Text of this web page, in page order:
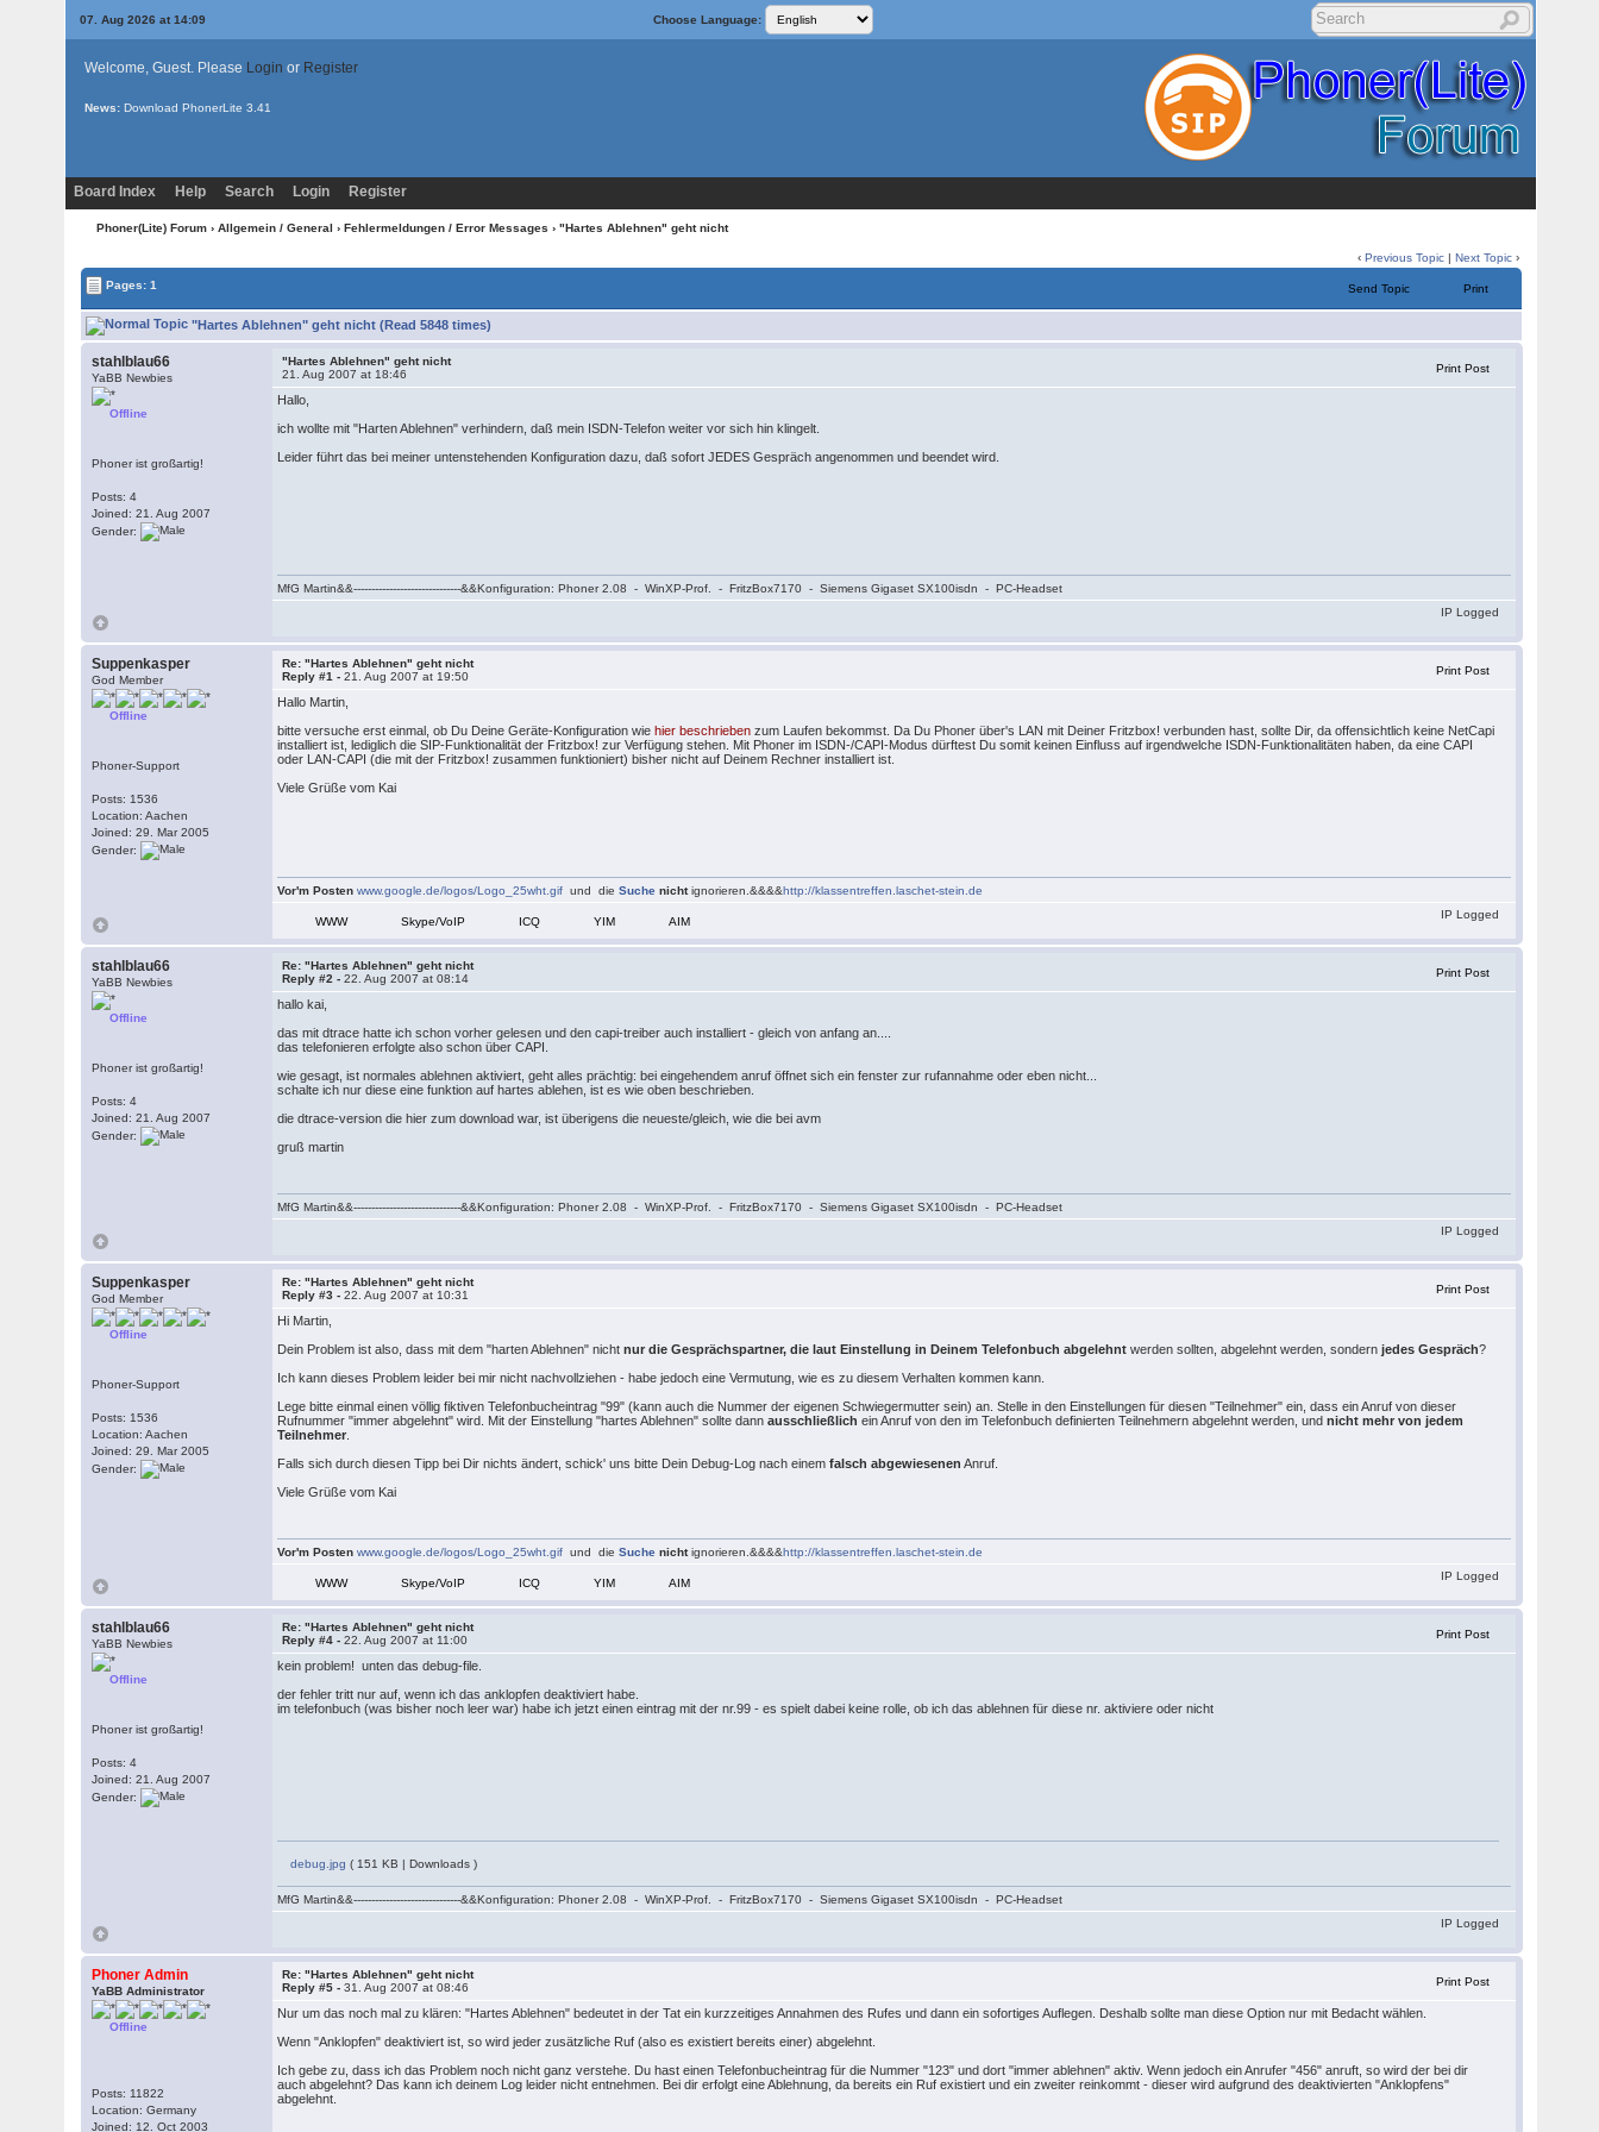
07. Aug 2026 at 14:09 Choose Language:
Welcome, Guest. Please Login or Register
News: Download PhonerLite 3.41
Board Index Help Search Login Register
Phoner(Lite) Forum › Allgemein / General › Fehlermeldungen / Error Messages › "Hartes Ablehnen" geht nicht
‹Previous Topic |Next Topic ›
Pages: 1 Send Topic Print
"Hartes Ablehnen" geht nicht (Read 5848 times)
stahlblau66
YaBB Newbies
Offline
Phoner ist großartig!
Posts: 4
Joined: 21. Aug 2007
Gender:
"Hartes Ablehnen" geht nicht
21. Aug 2007 at 18:46
Print Post
Hallo,
ich wollte mit "Harten Ablehnen" verhindern, daß mein ISDN-Telefon weiter vor sich hin klingelt.
Leider führt das bei meiner untenstehenden Konfiguration dazu, daß sofort JEDES Gespräch angenommen und beendet wird.
MfG Martin&&------------------------------&&Konfiguration: Phoner 2.08 - WinXP-Prof. - FritzBox7170 - Siemens Gigaset SX100isdn - PC-Headset
IP Logged
Suppenkasper
God Member
Offline
Phoner-Support
Posts: 1536
Location: Aachen
Joined: 29. Mar 2005
Gender:
Re: "Hartes Ablehnen" geht nicht
Reply #1 -21. Aug 2007 at 19:50 Print Post
Hallo Martin,
bitte versuche erst einmal, ob Du Deine Geräte-Konfiguration wiehier beschrieben zum Laufen bekommst. Da Du Phoner über's LAN mit Deiner Fritzbox! verbunden hast, sollte Dir, da offensichtlich keine NetCapi
installiert ist, lediglich die SIP-Funktionalität der Fritzbox! zur Verfügung stehen. Mit Phoner im ISDN-/CAPI-Modus dürftest Du somit keinen Einfluss auf irgendwelche ISDN-Funktionalitäten haben, da eine CAPI
oder LAN-CAPI (die mit der Fritzbox! zusammen funktioniert) bisher nicht auf Deinem Rechner installiert ist.
Viele Grüße vom Kai
Vor'm Posten www.google.de/logos/Logo_25wht.gif und dieSuche nichtignorieren.&&&&http://klassentreffen.laschet-stein.de
WWW Skype/VoIP ICQ YIM AIM
IP Logged
stahlblau66
YaBB Newbies
Offline
Phoner ist großartig!
Posts: 4
Joined: 21. Aug 2007
Gender:
Re: "Hartes Ablehnen" geht nicht
Reply #2 -22. Aug 2007 at 08:14 Print Post
hallo kai,
das mit dtrace hatte ich schon vorher gelesen und den capi-treiber auch installiert - gleich von anfang an....
das telefonieren erfolgte also schon über CAPI.
wie gesagt, ist normales ablehnen aktiviert, geht alles prächtig: bei eingehendem anruf öffnet sich ein fenster zur rufannahme oder eben nicht...
schalte ich nur diese eine funktion auf hartes ablehen, ist es wie oben beschrieben.
die dtrace-version die hier zum download war, ist überigens die neueste/gleich, wie die bei avm
gruß martin
MfG Martin&&------------------------------&&Konfiguration: Phoner 2.08 - WinXP-Prof. - FritzBox7170 - Siemens Gigaset SX100isdn - PC-Headset
IP Logged
Suppenkasper
God Member
Offline
Phoner-Support
Posts: 1536
Location: Aachen
Joined: 29. Mar 2005
Gender:
Re: "Hartes Ablehnen" geht nicht
Reply #3 -22. Aug 2007 at 10:31 Print Post
Hi Martin,
Dein Problem ist also, dass mit dem "harten Ablehnen" nichtnur die Gesprächspartner, die laut Einstellung in Deinem Telefonbuch abgelehnt werden sollten, abgelehnt werden, sondernjedes Gespräch?
Ich kann dieses Problem leider bei mir nicht nachvollziehen - habe jedoch eine Vermutung, wie es zu diesem Verhalten kommen kann.
Lege bitte einmal einen völlig fiktiven Telefonbucheintrag "99" (kann auch die Nummer der eigenen Schwiegermutter sein) an. Stelle in den Einstellungen für diesen "Teilnehmer" ein, dass ein Anruf von dieser
Rufnummer "immer abgelehnt" wird. Mit der Einstellung "hartes Ablehnen" sollte dannausschließlich ein Anruf von den im Telefonbuch definierten Teilnehmern abgelehnt werden, undnicht mehr von jedem
Teilnehmer
Falls sich durch diesen Tipp bei Dir nichts ändert, schick' uns bitte Dein Debug-Log nach einemfalsch abgewiesenen Anruf.
Viele Grüße vom Kai
Vor'm Posten www.google.de/logos/Logo_25wht.gif und dieSuche nichtignorieren.&&&&http://klassentreffen.laschet-stein.de
WWW Skype/VoIP ICQ YIM AIM
IP Logged
stahlblau66
YaBB Newbies
Offline
Phoner ist großartig!
Posts: 4
Joined: 21. Aug 2007
Gender:
Re: "Hartes Ablehnen" geht nicht
Reply #4 -22. Aug 2007 at 11:00 Print Post
kein problem! unten das debug-file.
der fehler tritt nur auf, wenn ich das anklopfen deaktiviert habe.
im telefonbuch (was bisher noch leer war) habe ich jetzt einen eintrag mit der nr.99 - es spielt dabei keine rolle, ob ich das ablehnen für diese nr. aktiviere oder nicht
debug.jpg ( 151 KB | Downloads )
MfG Martin&&------------------------------&&Konfiguration: Phoner 2.08 - WinXP-Prof. - FritzBox7170 - Siemens Gigaset SX100isdn - PC-Headset
IP Logged
Phoner Admin
YaBB Administrator
Offline
Posts: 11822
Location: Germany
Joined: 12. Oct 2003
Re: "Hartes Ablehnen" geht nicht
Reply #5 -31. Aug 2007 at 08:46 Print Post
Nur um das noch mal zu klären: "Hartes Ablehnen" bedeutet in der Tat ein kurzzeitiges Annahmen des Rufes und dann ein sofortiges Auflegen. Deshalb sollte man diese Option nur mit Bedacht wählen.
Wenn "Anklopfen" deaktiviert ist, so wird jeder zusätzliche Ruf (also es existiert bereits einer) abgelehnt.
Ich gebe zu, dass ich das Problem noch nicht ganz verstehe. Du hast einen Telefonbucheintrag für die Nummer "123" und dort "immer ablehnen" aktiv. Wenn jedoch ein Anrufer "456" anruft, so wird der bei dir
auch abgelehnt? Das kann ich deinem Log leider nicht entnehmen. Bei dir erfolgt eine Ablehnung, da bereits ein Ruf existiert und ein zweiter reinkommt - dieser wird aufgrund des deaktivierten "Anklopfens"
abgelehnt.